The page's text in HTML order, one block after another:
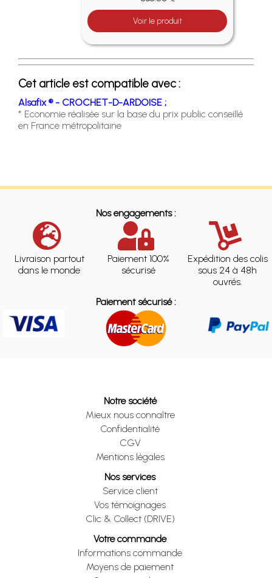
Voir le produit
Cet article est compatible avec :
Alsafix ® - CROCHET-D-ARDOISE ;
* Economie réalisée sur la base du prix public conseillé
en France métropolitaine
Nos engagements :
Livraison partout
dans le monde
Paiement 100%
sécurisé
Expédition des colis
sous 24 à 48h
ouvrés.
Paiement sécurisé :
Notre société
Mieux nous connaître
Confidentialité
CGV
Mentions légales
Nos services
Service client
Vos témoignages
Clic & Collect (DRIVE)
Votre commande
Informations commande
Moyens de paiement